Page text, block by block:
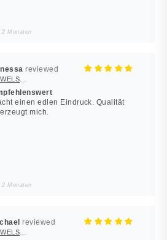
2 Monaten
einen edlen Eindruck. Qualität
mich.
2 Monaten